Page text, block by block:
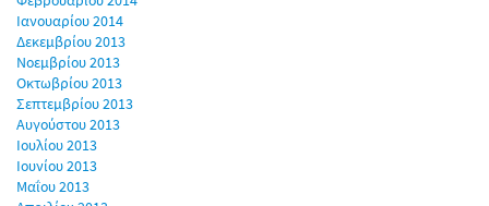
Ιανουαρίου 2014
Δεκεμβρίου 2013
Νοεμβρίου 2013
Οκτωβρίου 2013
Σεπτεμβρίου 2013
Αυγούστου 2013
Ιουλίου 2013
Ιουνίου 2013
Μαΐου 2013